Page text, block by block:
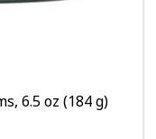
6.5 oz (184 g)